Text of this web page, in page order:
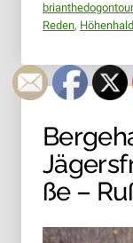
brianthedogontour
Reden,
ße –